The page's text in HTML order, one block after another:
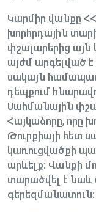
Կարմիր վանքը
խորհրդային
փշալարերից այն
այժմ արգելված
սակայն
դեպքում
Սահմանային
Հայկաձորը, որը
Թուրքիայի հետ
կառուցվածքի
արևելք։ Վանքի
տարածվել է նաև
գերեզմանատուն։